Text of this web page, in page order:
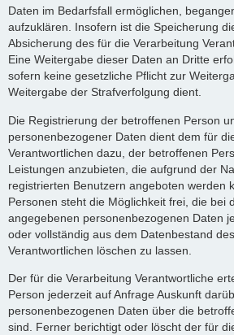
Daten im Bedarfsfall ermöglichen,
aufzuklären. Insofern ist die Speicherung
Absicherung des für die Verarbeitung
Eine Weitergabe dieser Daten an Dritte
sofern keine gesetzliche Pflicht zur
Weitergabe der Strafverfolgung dient.
Die Registrierung der betroffenen Person
personenbezogener Daten dient dem für
Verantwortlichen dazu, der betroffenen
Leistungen anzubieten, die aufgrund der
registrierten Benutzern angeboten werden
Personen steht die Möglichkeit frei, die bei
angegebenen personenbezogenen Daten
oder vollständig aus dem Datenbestand
Verantwortlichen löschen zu lassen.
Der für die Verarbeitung Verantwortliche
Person jederzeit auf Anfrage Auskunft
personenbezogenen Daten über die
sind. Ferner berichtigt oder löscht der für